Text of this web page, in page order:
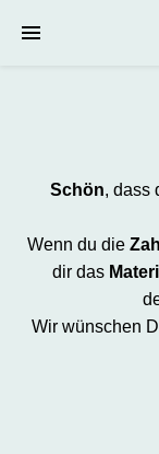
Schön, dass
Wenn du die
dir das
Wir wünschen